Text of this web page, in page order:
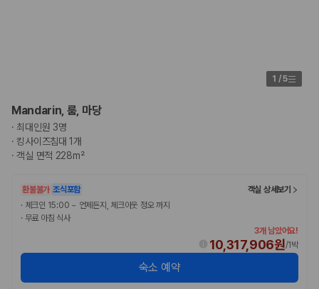
1 /5
Mandarin, 룸, 마당
· 최대인원 3명
·킹사이즈침대 1개
·객실 면적 228m²
환불불가 조식포함
객실 상세보기
· 체크인 15:00 ~ 언제든지, 체크아웃 정오 까지
· 무료 아침 식사
3개 남았어요!
10,317,906원/1박
숙소 예약